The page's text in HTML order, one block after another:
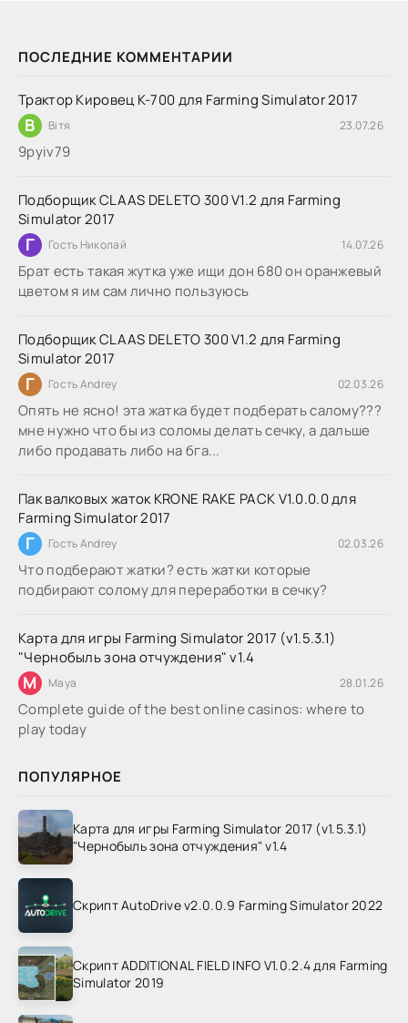
ПОСЛЕДНИЕ КОММЕНТАРИИ
Трактор Кировец К-700 для Farming Simulator 2017
В Вітя 23.07.26
9руіv79
Подборщик CLAAS DELETO 300 V1.2 для Farming
Simulator 2017
Г Гость Николай 14.07.26
Брат есть такая жутка уже ищи дон 680 он оранжевый
цветом я им сам лично пользуюсь
Подборщик CLAAS DELETO 300 V1.2 для Farming
Simulator 2017
Г Гость Andrey 02.03.26
Опять не ясно! эта жатка будет подберать салому???
мне нужно что бы из соломы делать сечку, а дальше
либо продавать либо на бга...
Пак валковых жаток KRONE RAKE PACK V1.0.0.0 для
Farming Simulator 2017
Г Гость Andrey 02.03.26
Что подберают жатки? есть жатки которые
подбирают солому для переработки в сечку?
Карта для игры Farming Simulator 2017 (v1.5.3.1)
"Чернобыль зона отчуждения" v1.4
M Maya 28.01.26
Complete guide of the best online casinos: where to
play today
ПОПУЛЯРНОЕ
Карта для игры Farming Simulator 2017 (v1.5.3.1)
"Чернобыль зона отчуждения" v1.4
Скрипт AutoDrive v2.0.0.9 Farming Simulator 2022
Скрипт ADDITIONAL FIELD INFO V1.0.2.4 для Farming
Simulator 2019